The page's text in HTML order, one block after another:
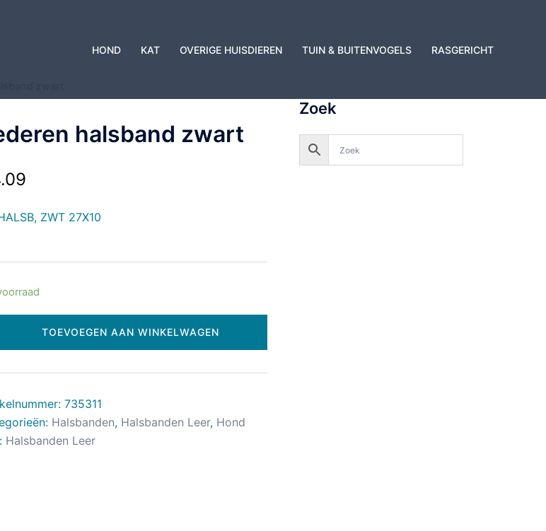
HOND KAT OVERIGE HUISDIEREN TUIN & BUITENVOGELS RASGERICHT
halsband zwart
ZWT 27X10
TOEVOEGEN AAN WINKELWAGEN
735311
Halsbanden, Halsbanden Leer, Hond
Halsbanden Leer
Zoek